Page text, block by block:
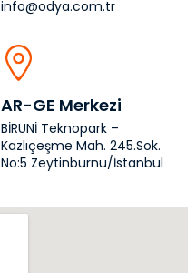
info@odya.com.tr
AR-GE Merkezi
BİRUNİ Teknopark –
Kazlıçeşme Mah. 245.Sok.
No:5 Zeytinburnu/İstanbul